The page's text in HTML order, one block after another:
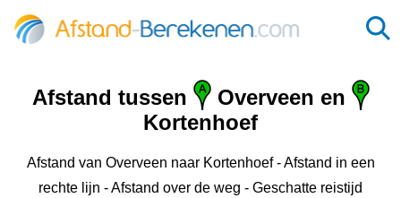
Afstand tussen
Overveen en
Kortenhoef
Afstand van Overveen naar Kortenhoef - Afstand in een
rechte lijn - Afstand over de weg - Geschatte reistijd